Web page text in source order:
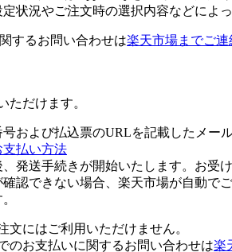
状況やご注文時の選択内容などによ
するお問い合わせは楽天市場までご連
ただけます。
および払込票のURLを記載したメー
払い方法
発送手続きが開始いたします。お受
認できない場合、楽天市場が自動で
にはご利用いただけません。
のお支払いに関するお問い合わせは楽